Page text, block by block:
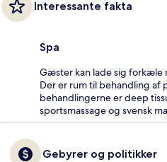
Interessante fakta
Spa
Gæster kan lade sig forkæle
Der er rum til behandling
behandlingerne er deep
sportsmassage og svensk
Gebyrer og politikker